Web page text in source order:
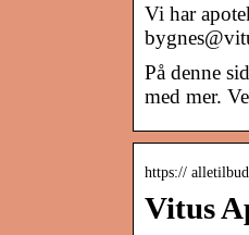
Vi har
På denne
med mer.
https://
Vitus